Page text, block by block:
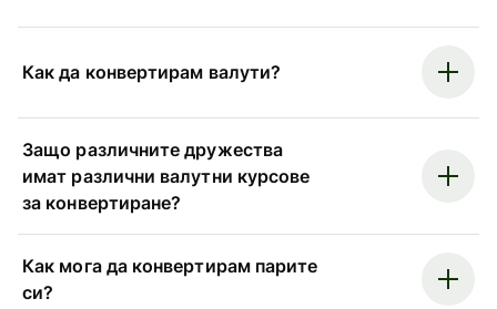
Как да конвертирам валути?
Защо различните дружества
имат различни валутни курсове
за конвертиране?
Как мога да конвертирам парите
си?